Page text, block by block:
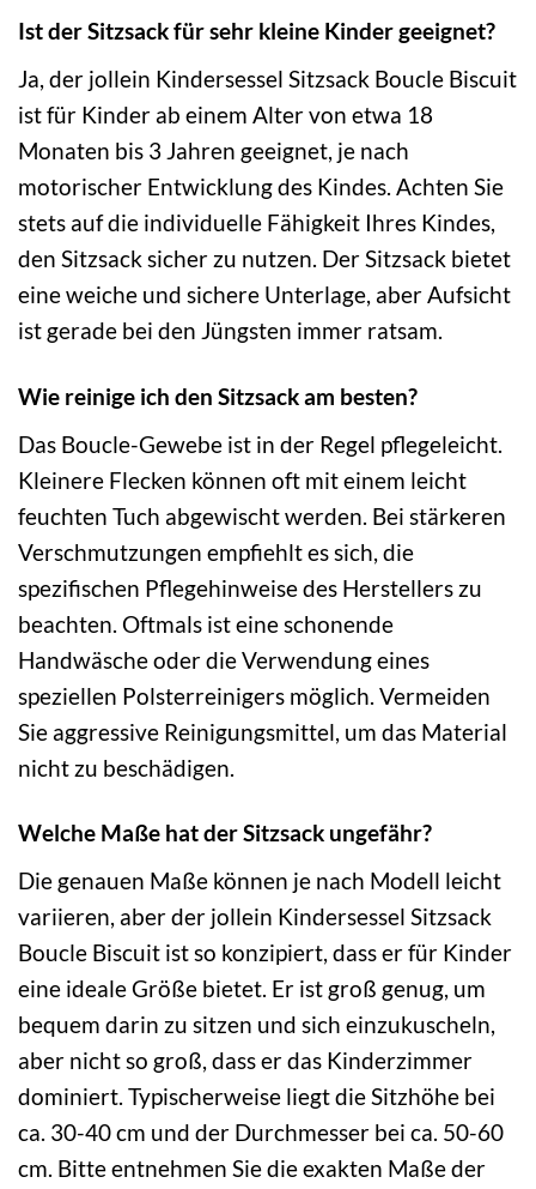
Ist der Sitzsack für sehr kleine Kinder geeignet?
Ja, der jollein Kindersessel Sitzsack Boucle Biscuit
ist für Kinder ab einem Alter von etwa 18
Monaten bis 3 Jahren geeignet, je nach
motorischer Entwicklung des Kindes. Achten Sie
stets auf die individuelle Fähigkeit Ihres Kindes,
den Sitzsack sicher zu nutzen. Der Sitzsack bietet
eine weiche und sichere Unterlage, aber Aufsicht
ist gerade bei den Jüngsten immer ratsam.
Wie reinige ich den Sitzsack am besten?
Das Boucle-Gewebe ist in der Regel pflegeleicht.
Kleinere Flecken können oft mit einem leicht
feuchten Tuch abgewischt werden. Bei stärkeren
Verschmutzungen empfiehlt es sich, die
spezifischen Pflegehinweise des Herstellers zu
beachten. Oftmals ist eine schonende
Handwäsche oder die Verwendung eines
speziellen Polsterreinigers möglich. Vermeiden
Sie aggressive Reinigungsmittel, um das Material
nicht zu beschädigen.
Welche Maße hat der Sitzsack ungefähr?
Die genauen Maße können je nach Modell leicht
variieren, aber der jollein Kindersessel Sitzsack
Boucle Biscuit ist so konzipiert, dass er für Kinder
eine ideale Größe bietet. Er ist groß genug, um
bequem darin zu sitzen und sich einzukuscheln,
aber nicht so groß, dass er das Kinderzimmer
dominiert. Typischerweise liegt die Sitzhöhe bei
ca. 30-40 cm und der Durchmesser bei ca. 50-60
cm. Bitte entnehmen Sie die exakten Maße der